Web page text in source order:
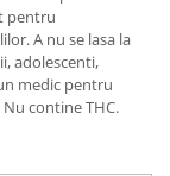
pentru
A nu se lasa la
adolescenti,
medic pentru
contine THC.